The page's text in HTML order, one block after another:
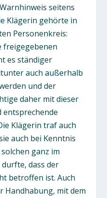
seitens
Klägerin gehörte in
Personenkreis:
freigegebenen
es ständiger
auch außerhalb
und der
daher mit dieser
entsprechende
Klägerin traf auch
auch bei Kenntnis
ganz im
dass der
betroffen ist. Auch
Handhabung, mit dem